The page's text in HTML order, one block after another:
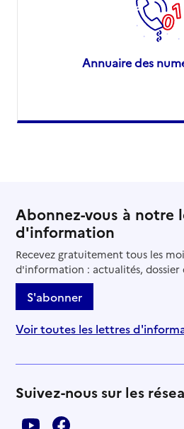
Annuaire des
Abonnez-vous à notre
d'information
Recevez gratuitement tous les
d'information : actualités, dossier
S'abonner
Voir toutes les lettres
Suivez-nous sur les